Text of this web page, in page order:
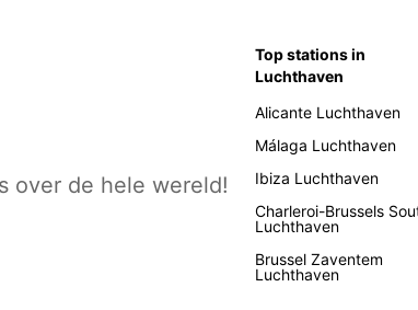
over de hele wereld!
Top stations in
Luchthaven
Alicante Luchthaven
Málaga Luchthaven
Ibiza Luchthaven
Charleroi-Brussels
Luchthaven
Brussel Zaventem
Luchthaven